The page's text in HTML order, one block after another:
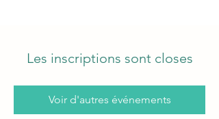
Les inscriptions sont closes
Voir d'autres événements